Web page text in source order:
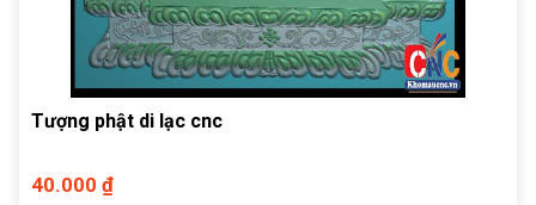
Tượng phật di lạc cnc
40.000 ₫